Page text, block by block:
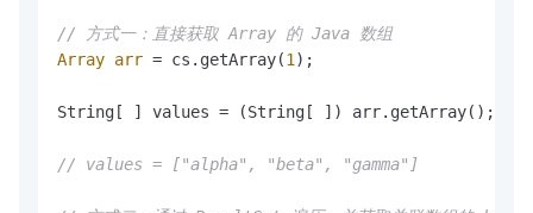
// 方式一：直接获取 Array 的 Java 数组
Array arr = cs.getArray(1 );
String[ ] values = (String[ ]) arr.getArray();
// values = ["alpha", "beta", "gamma"]